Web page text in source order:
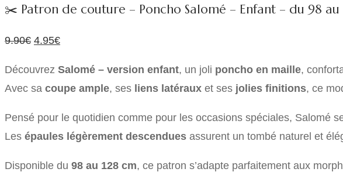
initial
actuel
✂️ Patron de couture – Poncho Salomé – Enfant – du 98 au
9.90€ Le
initial
était :
9.90€.
4.95€Le
actuel
est :
4.95€.
Découvrez Salomé – version enfant, un joli poncho en maille,
Avec sa coupe ample, ses liens latéraux et ses jolies finitions, ce
Pensé pour le quotidien comme pour les occasions spéciales, Salomé
Les épaules légèrement descendues assurent un tombé naturel et
Disponible du 98 au 128 cm, ce patron s’adapte parfaitement aux